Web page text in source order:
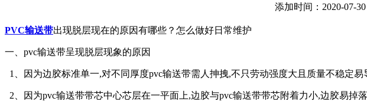
添加时间：2020-07-30
PVC输送带出现脱层现在的原因有哪些？怎么做好日常维护
一、pvc输送带呈现脱层现象的原因
1、因为边胶标准单一,对不同厚度pvc输送带需人抻拽,不只劳动强度大且质量不稳定易
2、因为pvc输送带带芯中心芯层在一平面上,边胶与pvc输送带带芯附着力小,边胶易掉